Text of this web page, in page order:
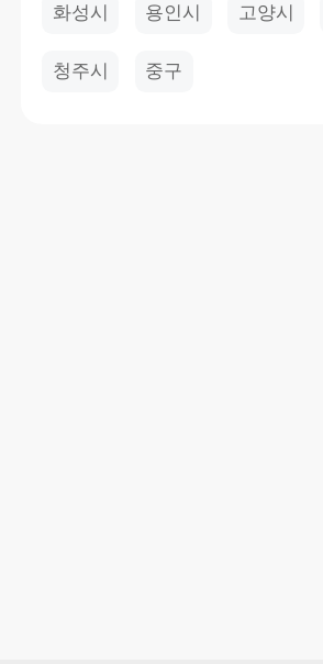
화성시 용인시 고양시
청주시 중구